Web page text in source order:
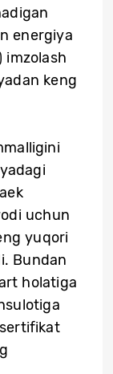
energiya
imzolash
keng
uchun
yuqori
Bundan
holatiga